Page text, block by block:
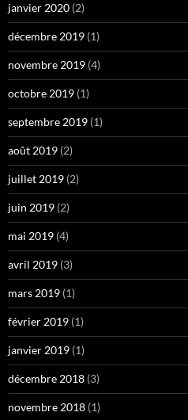
janvier 2020 (2)
décembre 2019 (1)
novembre 2019 (4)
octobre 2019 (1)
septembre 2019 (1)
août 2019 (2)
juillet 2019 (2)
juin 2019 (2)
mai 2019 (4)
avril 2019 (3)
mars 2019 (1)
février 2019 (1)
janvier 2019 (1)
décembre 2018 (3)
novembre 2018 (1)